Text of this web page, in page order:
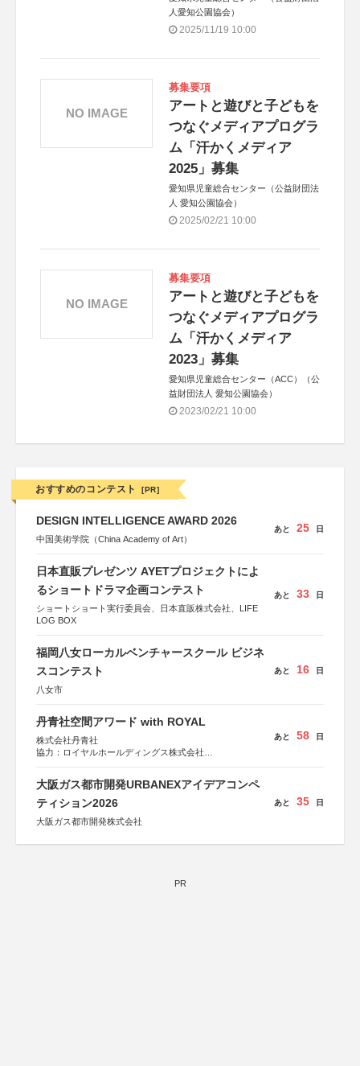
人愛知公園協会）
2025/11/19 10:00
募集要項
アートと遊びと子どもを
つなぐメディアプログラ
ム「汗かくメディア
2025」募集
愛知県児童総合センター（公益財団法
人 愛知公園協会）
2025/02/21 10:00
NO IMAGE
募集要項
アートと遊びと子どもを
つなぐメディアプログラ
ム「汗かくメディア
2023」募集
愛知県児童総合センター（ACC）（公
益財団法人 愛知公園協会）
2023/02/21 10:00
NO IMAGE
おすすめのコンテスト [PR]
DESIGN INTELLIGENCE AWARD 2026
中国美術学院（China Academy of Art）
あと 25 日
日本直販プレゼンツ AYETプロジェクトによ
るショートドラマ企画コンテスト
ショートショート実行委員会、日本直販株式会社、LIFE
LOG BOX
あと 33 日
福岡八女ローカルベンチャースクール ビジネ
スコンテスト
八女市
あと 16 日
丹青社空間アワード with ROYAL
株式会社丹青社
協力：ロイヤルホールディングス株式会社
あと 58 日
大阪ガス都市開発URBANEXアイデアコンペ
ティション2026
大阪ガス都市開発株式会社
あと 35 日
PR